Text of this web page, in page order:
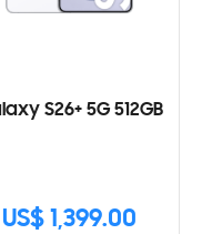
S26+ 5G 512GB
US$ 1,399.00